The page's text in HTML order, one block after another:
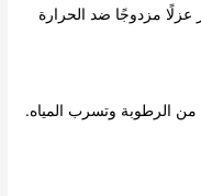
عزلًا مزدوجًا ضد الحرارة
من الرطوبة وتسرب المياه.